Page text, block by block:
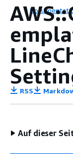
RSS
Auf dieser